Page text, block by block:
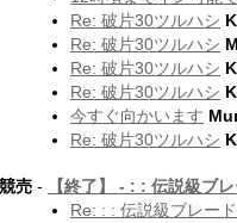
Re: 破片30ツルハシ
Re: 破片30ツルハシ
Re: 破片30ツルハシ
Re: 破片30ツルハシ
今すぐ向かいます
Re: 破片30ツルハシ
競売 - 【終了】 - : : 伝説級ブ
Re: : : 伝説級ブレー